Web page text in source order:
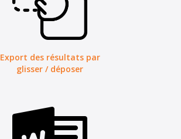
Export des résultats par
glisser / déposer